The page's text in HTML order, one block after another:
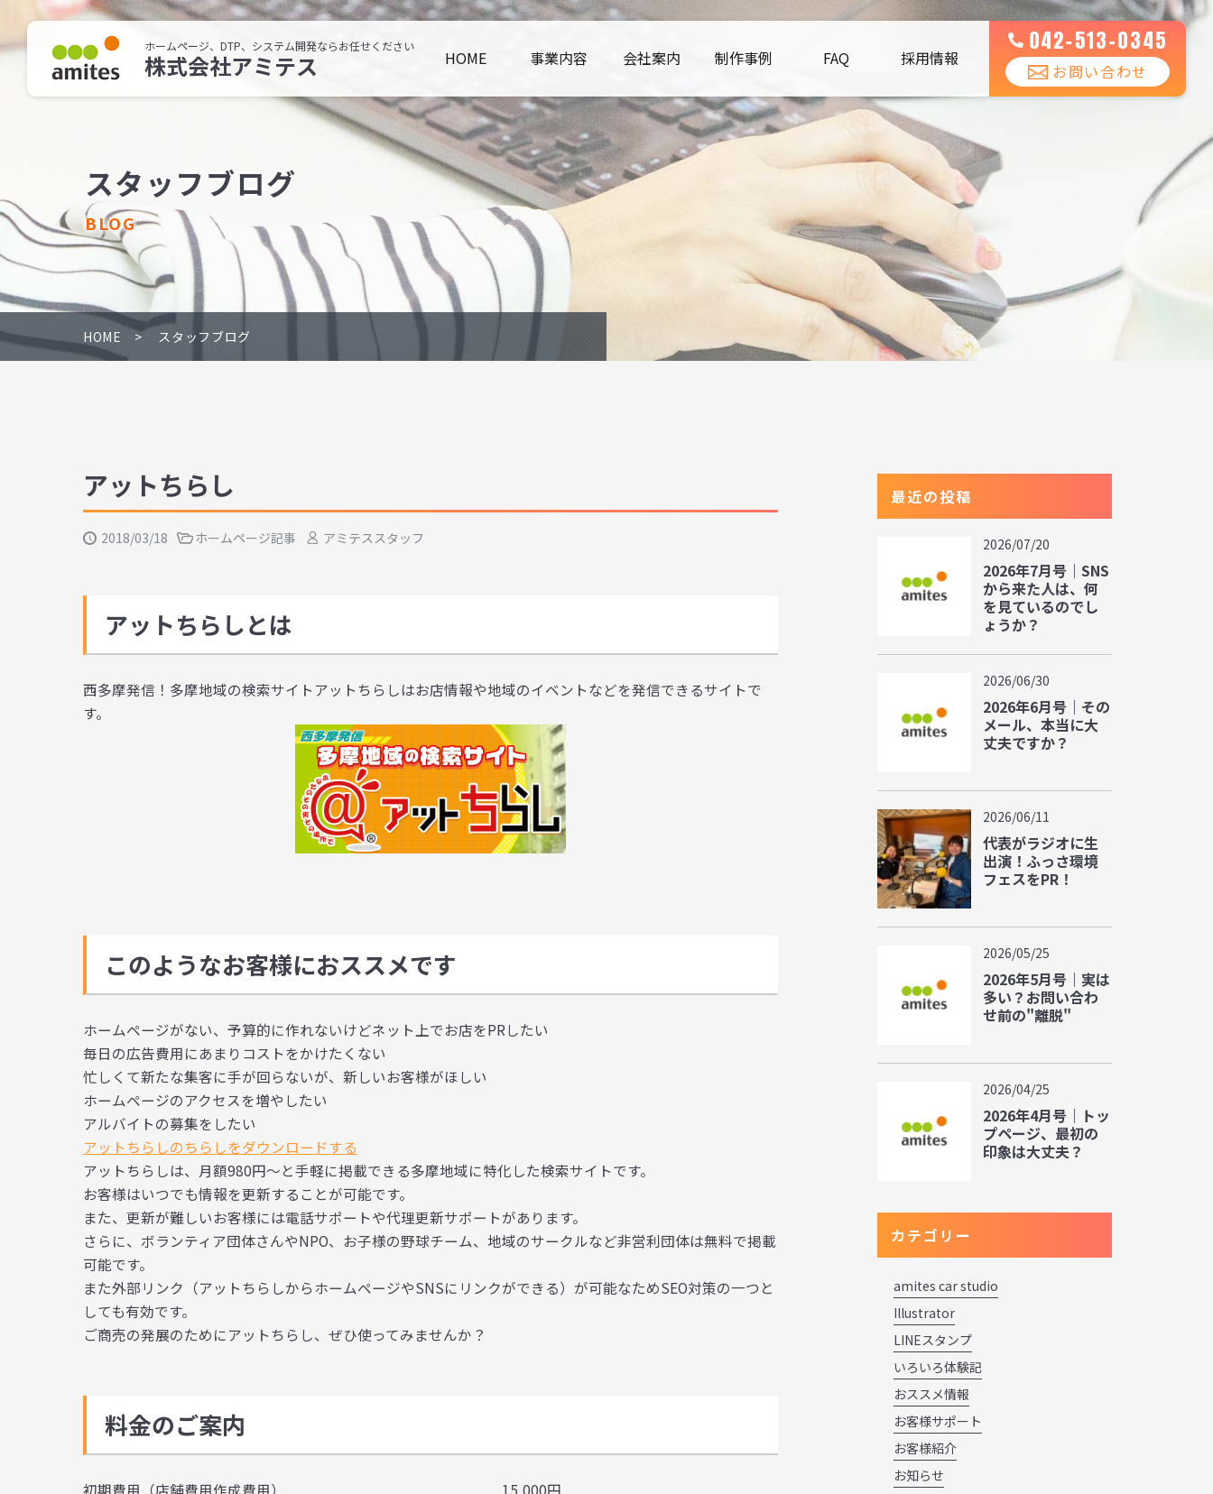
ホームページ、DTP、システム開発ならお任せください
株式会社アミテス HOME 事業内容 会社案内 制作事例 FAQ 採用情報
042-513-0345
お問い合わせ
スタッフブログ
BLOG
HOME スタッフブログ
アットちらし
2018/03/18 ホームページ記事 アミテススタッフ
アットちらしとは
西多摩発信！多摩地域の検索サイトアットちらしはお店情報や地域のイベントなどを発信できるサイトで
す。
このようなお客様におススメです
ホームページがない、予算的に作れないけどネット上でお店をPRしたい
毎日の広告費用にあまりコストをかけたくない
忙しくて新たな集客に手が回らないが、新しいお客様がほしい
ホームページのアクセスを増やしたい
アルバイトの募集をしたい
アットちらしのちらしをダウンロードする
アットちらしは、月額980円～と手軽に掲載できる多摩地域に特化した検索サイトです。
お客様はいつでも情報を更新することが可能です。
また、更新が難しいお客様には電話サポートや代理更新サポートがあります。
さらに、ボランティア団体さんやNPO、お子様の野球チーム、地域のサークルなど非営利団体は無料で掲載
可能です。
また外部リンク（アットちらしからホームページやSNSにリンクができる）が可能なためSEO対策の一つと
しても有効です。
ご商売の発展のためにアットちらし、ぜひ使ってみませんか？
料金のご案内
初期費用（店舗費用作成費用）
15,000円
最近の投稿
2026/07/20
2026年7月号｜SNS
から来た人は、何
を見ているのでし
ょうか？
2026/06/30
2026年6月号｜その
メール、本当に大
丈夫ですか？
2026/06/11
代表がラジオに生
出演！ふっさ環境
フェスをPR！
2026/05/25
2026年5月号｜実は
多い？お問い合わ
せ前の"離脱"
2026/04/25
2026年4月号｜トッ
プページ、最初の
印象は大丈夫？
カテゴリー
amites car studio
Illustrator
LINEスタンプ
いろいろ体験記
おススメ情報
お客様サポート
お客様紹介
お知らせ